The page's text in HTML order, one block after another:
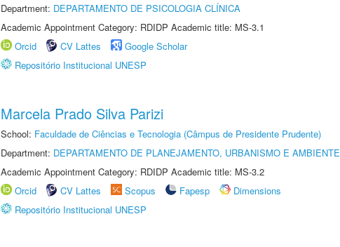
Department: DEPARTAMENTO DE PSICOLOGIA CLÍNICA
Academic Appointment Category: RDIDP Academic title: MS-3.1
Orcid
CV Lattes
Google Scholar
Repositório Institucional UNESP
Marcela Prado Silva Parizi
School: Faculdade de Ciências e Tecnologia (Câmpus de Presidente Prudente)
Department: DEPARTAMENTO DE PLANEJAMENTO, URBANISMO E AMBIENTE
Academic Appointment Category: RDIDP Academic title: MS-3.2
Orcid
CV Lattes Scopus Fapesp
Dimensions
Repositório Institucional UNESP